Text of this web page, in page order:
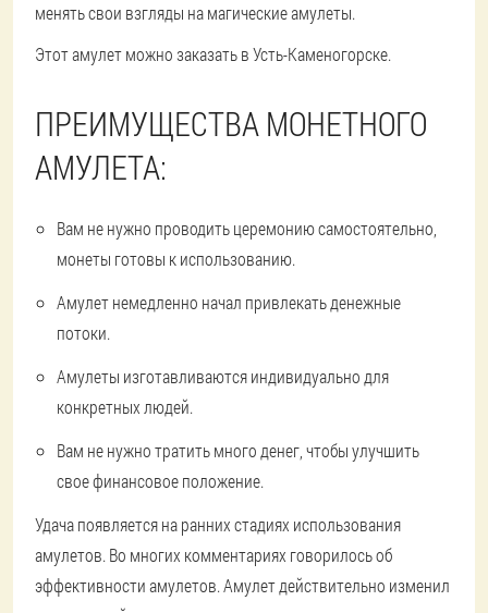
менять свои взгляды на магические амулеты.
Этот амулет можно заказать в Усть-Каменогорске.
ПРЕИМУЩЕСТВА МОНЕТНОГО
АМУЛЕТА:
Вам не нужно проводить церемонию самостоятельно,
монеты готовы к использованию.
Амулет немедленно начал привлекать денежные
потоки.
Амулеты изготавливаются индивидуально для
конкретных людей.
Вам не нужно тратить много денег, чтобы улучшить
свое финансовое положение.
Удача появляется на ранних стадиях использования
амулетов. Во многих комментариях говорилось об
эффективности амулетов. Амулет действительно изменил